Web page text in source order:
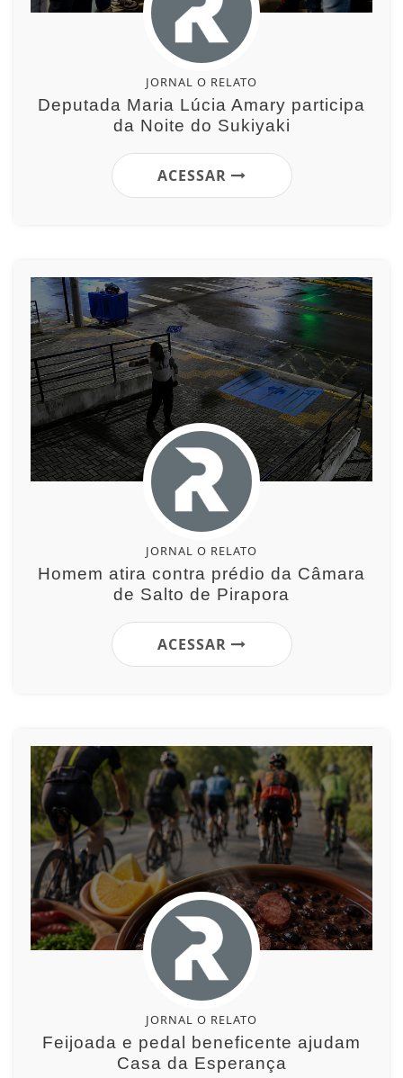
JORNAL O RELATO
Deputada Maria Lúcia Amary participa
da Noite do Sukiyaki
ACESSAR
JORNAL O RELATO
Homem atira contra prédio da Câmara
de Salto de Pirapora
ACESSAR
JORNAL O RELATO
Feijoada e pedal beneficente ajudam
Casa da Esperança